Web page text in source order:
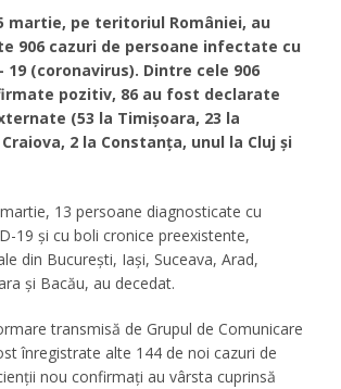
martie, pe teritoriul României, au
906 cazuri de persoane infectate cu
19 (coronavirus). Dintre cele 906
pozitiv, 86 au fost declarate
(53 la Timișoara, 23 la
2 la Constanța, unul la Cluj și
13 persoane diagnosticate cu
19 și cu boli cronice preexistente,
din București, Iași, Suceava, Arad,
și Bacău, au decedat.
transmisă de Grupul de Comunicare
înregistrate alte 144 de noi cazuri de
nou confirmați au vârsta cuprinsă